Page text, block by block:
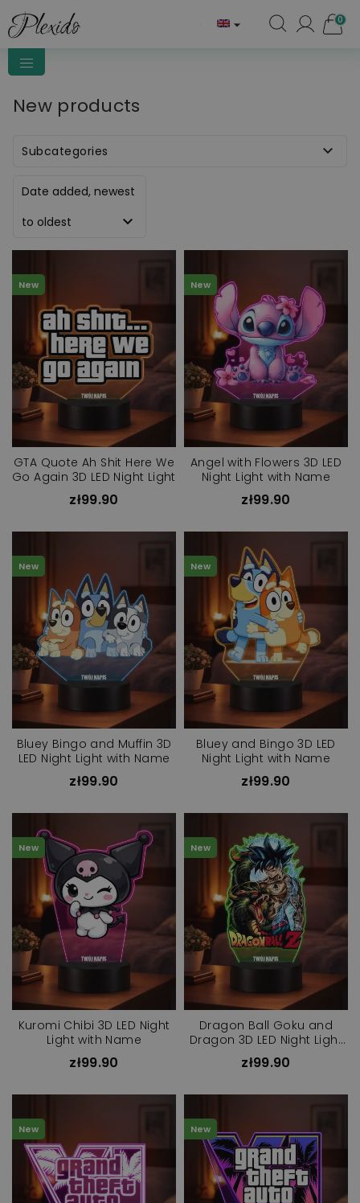
 0
New products
Date added, newest
to oldest

New
GTA Quote Ah Shit Here We
Go Again 3D LED Night Light
zł99.90
New
Angel with Flowers 3D LED
Night Light with Name
zł99.90
New
Bluey Bingo and Muffin 3D
LED Night Light with Name
zł99.90
New
Bluey and Bingo 3D LED
Night Light with Name
zł99.90
New
Kuromi Chibi 3D LED Night
Light with Name
zł99.90
New
Dragon Ball Goku and
Dragon 3D LED Night Light
with Name
zł99.90
New New
Subcategories 